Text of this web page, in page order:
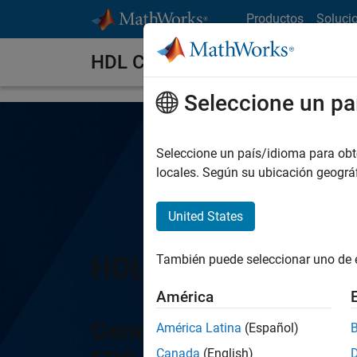
Productos
HDL Coder
HDL Coder
Genere código VHDL y
Seleccione un
Seleccione un país/idioma para
locales. Según su ubicación
United States
También puede seleccionar uno
América
América Latina (Español)
Canada (English)